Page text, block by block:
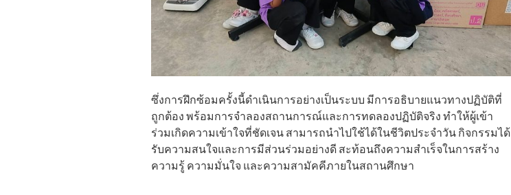
ซึ่งการฝึกซ้อมครั้งนี้ดำเนินการอย่างเป็นระบบ มีการอธิบายแนวทางปฏิบัติที่
ถูกต้อง พร้อมการจำลองสถานการณ์และการทดลองปฏิบัติจริง ทำให้ผู้เข้า
ร่วมเกิดความเข้าใจที่ชัดเจน สามารถนำไปใช้ได้ในชีวิตประจำวัน กิจกรรมได้
รับความสนใจและการมีส่วนร่วมอย่างดี สะท้อนถึงความสำเร็จในการสร้าง
ความรู้ ความมั่นใจ และความสามัคคีภายในสถานศึกษา